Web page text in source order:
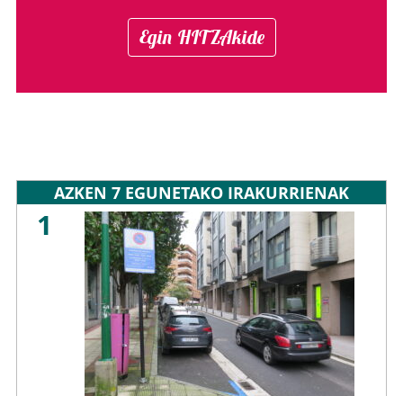
Egin HITZAkide
AZKEN 7 EGUNETAKO IRAKURRIENAK
1